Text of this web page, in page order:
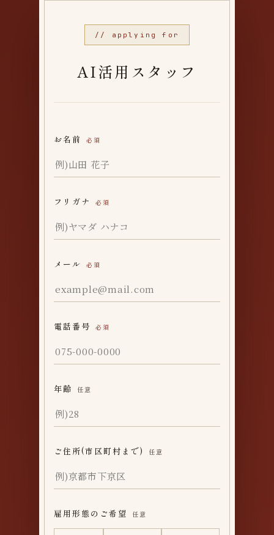
// applying for
AI活用スタッフ
お名前 必須
フリガナ 必須
メール 必須
電話番号 必須
年齢 任意
ご住所(市区町村まで) 任意
雇用形態のご希望 任意